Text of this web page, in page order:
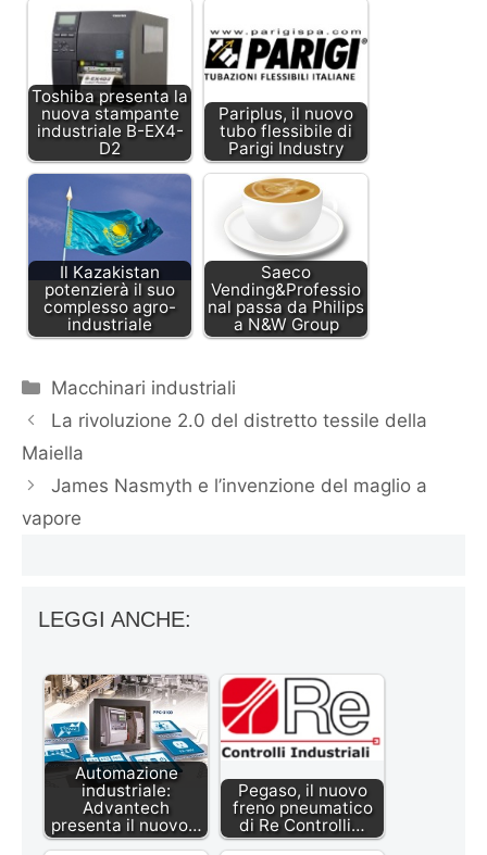
Toshiba presenta la
nuova stampante
industriale B-EX4-
D2
Pariplus, il nuovo
tubo flessibile di
Parigi Industry
Il Kazakistan
potenzierà il suo
complesso agro-
industriale
Saeco
Vending&Professio
nal passa da Philips
a N&W Group
Categorie
Macchinari industriali
La rivoluzione 2.0 del distretto tessile della
Maiella
James Nasmyth e l’invenzione del maglio a
vapore
LEGGI ANCHE:
Automazione
industriale:
Advantech
presenta il nuovo…
Pegaso, il nuovo
freno pneumatico
di Re Controlli…